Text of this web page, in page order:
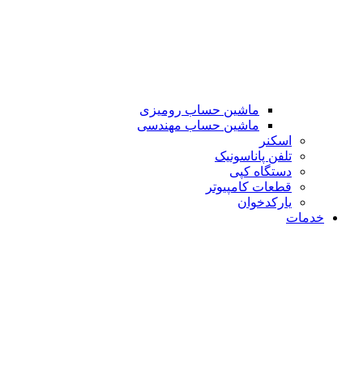
ماشین حساب رومیزی
ماشین حساب مهندسی
اسکنر
تلفن پاناسونیک
دستگاه کپی
قطعات کامپیوتر
یارکدخوان
خدمات